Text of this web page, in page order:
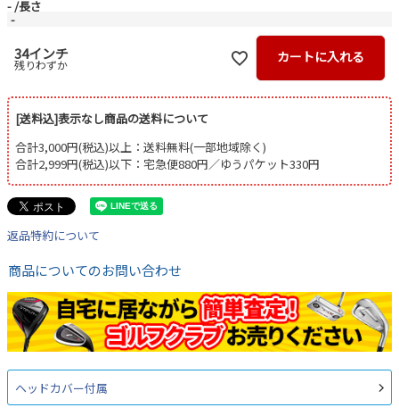
- 長さ
-
34インチ
残りわずか カートに入れる
[送料込]表示なし商品の送料について
合計3,000円(税込)以上：送料無料(一部地域除く)
合計2,999円(税込)以下：宅急便880円／ゆうパケット330円
返品特約について
商品についてのお問い合わせ
ヘッドカバー付属